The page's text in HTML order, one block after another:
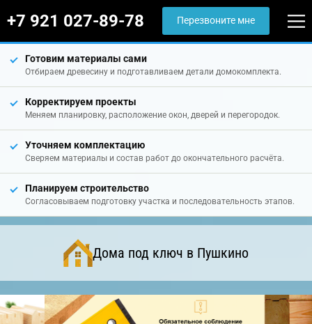
+7 921 027-89-78 Перезвоните мне
Готовим материалы сами
Отбираем древесину и подготавливаем детали домокомплекта.
Корректируем проекты
Меняем планировку, расположение окон, дверей и перегородок.
Уточняем комплектацию
Сверяем материалы и состав работ до окончательного расчёта.
Планируем строительство
Согласовываем подготовку участка и последовательность этапов.
Дома под ключ в Пушкино